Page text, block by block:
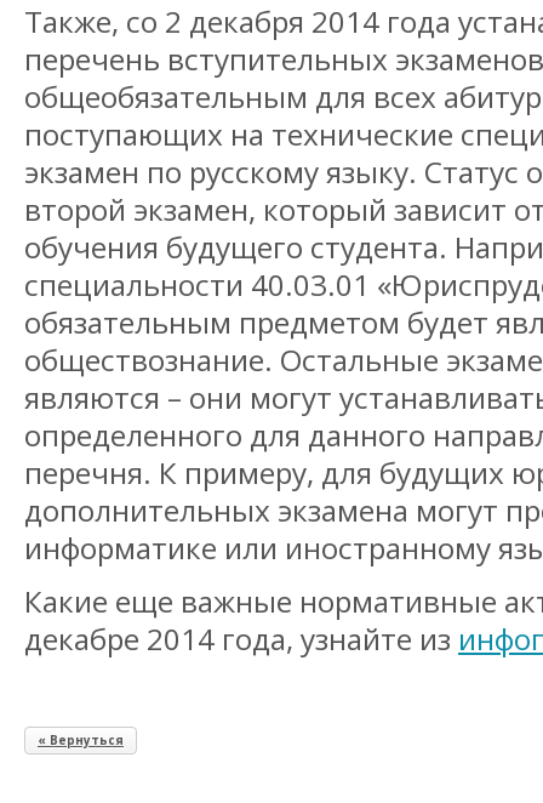
Также, со 2 декабря 2014 года
перечень вступительных
общеобязательным для всех
поступающих на технические
экзамен по русскому языку. Статус
второй экзамен, который зависит
обучения будущего студента.
специальности 40.03.01
обязательным предметом будет
обществознание. Остальные
являются – они могут
определенного для данного
перечня. К примеру, для будущих
дополнительных экзамена могут
информатике или иностранному
Какие еще важные нормативные
декабре 2014 года, узнайте из
« Вернуться